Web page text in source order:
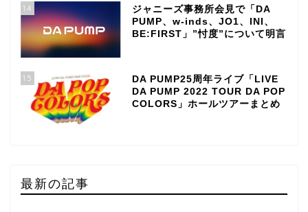
14
ジャニーズ事務所会見で「DA
PUMP、w-inds、JO1、INI、
BE:FIRST」”忖度”について明言
15
DA PUMP25周年ライブ「LIVE
DA PUMP 2022 TOUR DA POP
COLORS」ホールツアーまとめ
最新の記事